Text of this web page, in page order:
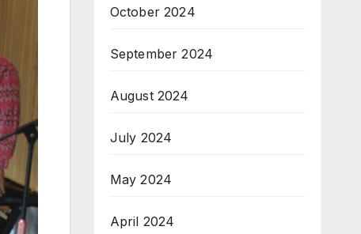
October 2024
September 2024
August 2024
July 2024
May 2024
April 2024